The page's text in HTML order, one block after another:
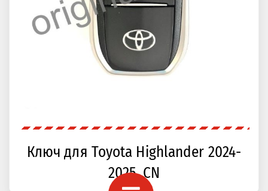
Ключ для Toyota Highlander 2024-
2025, CN